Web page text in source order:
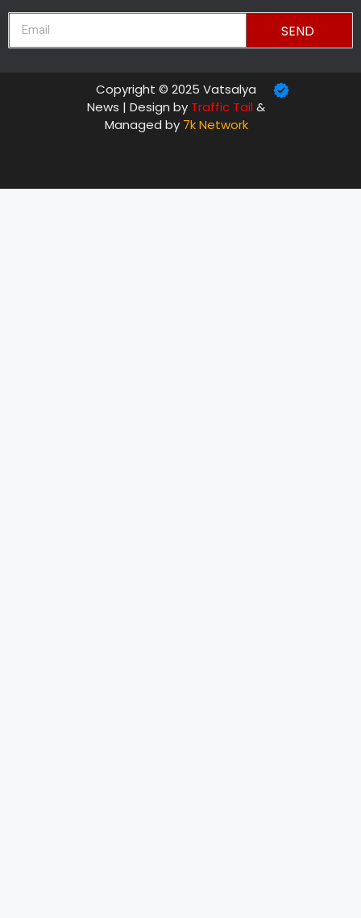
SEND
Copyright © 2025 Vatsalya
News | Design by Traffic Tail&
Managed by 7k Network